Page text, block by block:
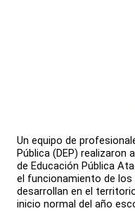
Un equipo de
Pública (DEP) realizaron
de Educación Pública
el funcionamiento de
desarrollan en el
inicio normal del año